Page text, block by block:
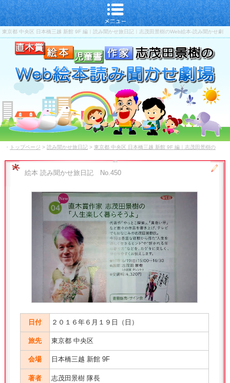
東京都 中央区 日本橋三越 新館 9F 編｜読み聞かせ旅日記｜志茂田景樹のWeb絵本-読み聞かせ劇
場｜しもだ-かげき｜直木賞-児童書-作家
・ トップページ > 読み聞かせ旅日記> 東京都 中央区 日本橋三越 新館 9F 編｜志茂田景樹の
絵本 読み聞かせ旅日記 No.450
日付 ２０１６年６月１９日（日）
旅先 東京都 中央区
会場 日本橋三越 新館 9F
著者 志茂田景樹 隊長